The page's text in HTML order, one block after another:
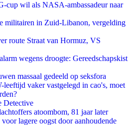
cup wil als NASA-ambassadeur naar
militairen in Zuid-Libanon, vergelding
route Straat van Hormuz, VS
wegens droogte: Gereedschapskist
massaal gedeeld op seksfora
vaker vastgelegd in cao's, moet
Detective
atoombom, 81 jaar later
lagere oogst door aanhoudende